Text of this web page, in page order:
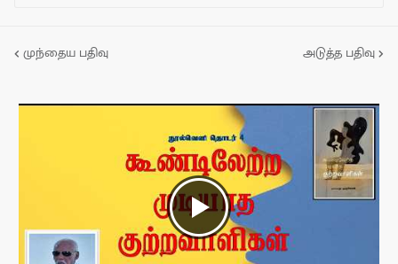
முந்தைய பதிவு அடுத்த பதிவு